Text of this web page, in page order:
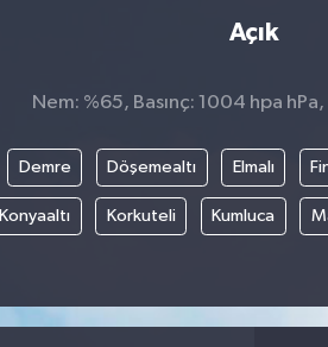
Açık
Nem: %65, Basınç: 1004 hpa
Demre Döşemealtı Elmalı
Konyaaltı Korkuteli Kumluca